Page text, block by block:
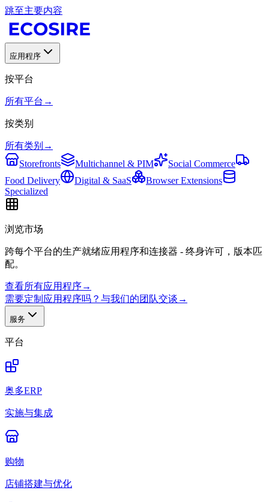
跳至主要内容
应用程序
按平台
所有平台 →
按类别
所有类别 →
Storefronts
Multichannel & PIM
Social Commerce
Food Delivery
Digital & SaaS
Browser Extensions
Specialized
浏览市场
跨每个平台的生产就绪应用程序和连接器 - 终身许可，版本匹
配。
查看所有应用程序→
需要定制应用程序吗？与我们的团队交谈 →
服务
平台
奥多ERP
实施与集成
购物
店铺搭建与优化